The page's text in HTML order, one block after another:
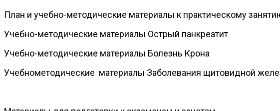
План и учебно-методические материалы к практическому
Учебно-методические материалы Острый панкреатит
Учебно-методические материалы Болезнь Крона
Учебнометодические материалы Заболевания щитовидной